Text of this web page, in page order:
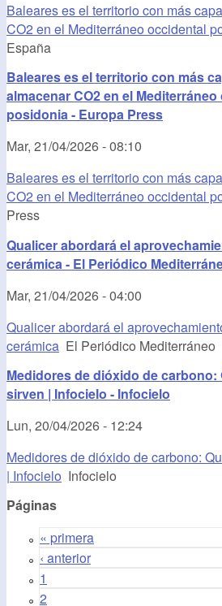
Baleares es el territorio con más
CO2 en el Mediterráneo occidental
España
Baleares es el territorio con más
almacenar CO2 en el
posidonia - Europa Press
Mar, 21/04/2026 - 08:10
Baleares es el territorio con más
CO2 en el Mediterráneo occidental
Press
Qualicer abordará el
cerámica - El Periódico
Mar, 21/04/2026 - 04:00
Qualicer abordará el
cerámica El Periódico Mediterráneo
Medidores de dióxido de carbono:
sirven | Infocielo - Infocielo
Lun, 20/04/2026 - 12:24
Medidores de dióxido de carbono:
| Infocielo Infocielo
Páginas
« primera
‹ anterior
1
2